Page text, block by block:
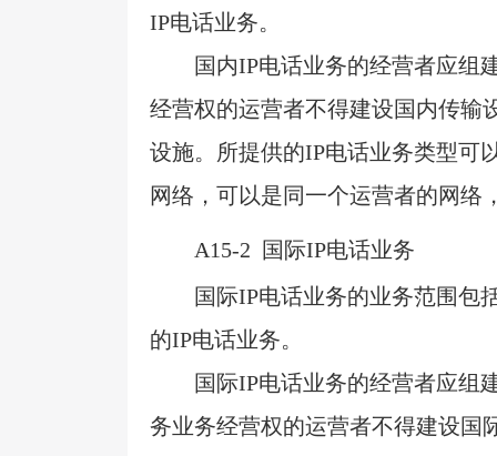
IP电话业务。
国内IP电话业务的经营者应组
经营权的运营者不得建设国内传输
设施。所提供的IP电话业务类型可
网络，可以是同一个运营者的网络
A15-2
国际IP电话业务
国际IP电话业务的业务范围包
的IP电话业务。
国际IP电话业务的经营者应组
务业务经营权的运营者不得建设国